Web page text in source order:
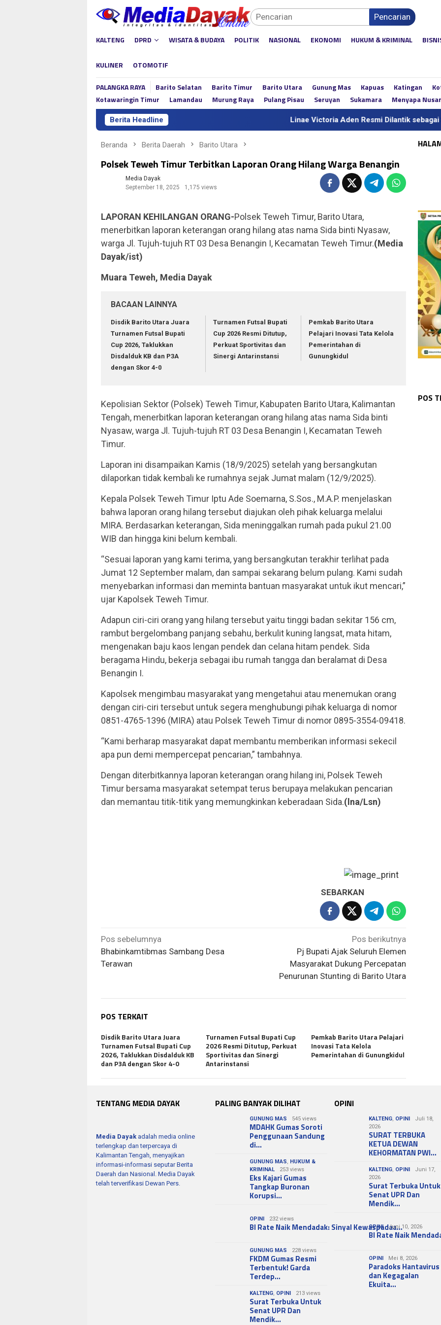
Loncat
Pencarian
KALTENG DPRD WISATA & BUDAYA POLITIK NASIONAL EKONOMI HUKUM & KRIMINAL
KULINER OTOMOTIF
PALANGKA RAYA Barito Selatan Barito Timur Barito Utara Gunung Mas Kapuas Katingan
Kotawaringin Timur
Lamandau Murung Raya Pulang Pisau Seruyan Sukamara Menyapa
Berita Headline Linae Victoria Aden Resmi Dilantik sebagai Sekda
Beranda Berita Daerah Barito Utara
Polsek Teweh Timur Terbitkan Laporan Orang Hilang Warga Benangin
Media Dayak
September 18, 2025
1,175 views
LAPORAN KEHILANGAN ORANG-Polsek Teweh Timur, Barito Utara,
menerbitkan laporan keterangan orang hilang atas nama Sida binti Nyasaw,
warga Jl. Tujuh-tujuh RT 03 Desa Benangin I, Kecamatan Teweh Timur.(Media
Dayak/ist)
Muara Teweh, Media Dayak
BACAAN LAINNYA
Disdik Barito Utara Juara
Turnamen Futsal Bupati
Cup 2026, Taklukkan
Disdalduk KB dan P3A
dengan Skor 4-0
Turnamen Futsal Bupati
Cup 2026 Resmi Ditutup,
Perkuat Sportivitas dan
Sinergi Antarinstansi
Pemkab Barito Utara
Pelajari Inovasi Tata Kelola
Pemerintahan di
Gunungkidul
Kepolisian Sektor (Polsek) Teweh Timur, Kabupaten Barito Utara, Kalimantan
Tengah, menerbitkan laporan keterangan orang hilang atas nama Sida binti
Nyasaw, warga Jl. Tujuh-tujuh RT 03 Desa Benangin I, Kecamatan Teweh
Timur.
Laporan ini disampaikan Kamis (18/9/2025) setelah yang bersangkutan
dilaporkan tidak kembali ke rumahnya sejak Jumat malam (12/9/2025).
Kepala Polsek Teweh Timur Iptu Ade Soemarna, S.Sos., M.A.P. menjelaskan
bahwa laporan orang hilang tersebut diajukan oleh pihak keluarga melalui
MIRA. Berdasarkan keterangan, Sida meninggalkan rumah pada pukul 21.00
WIB dan hingga kini belum kembali.
“Sesuai laporan yang kami terima, yang bersangkutan terakhir terlihat pada
Jumat 12 September malam, dan sampai sekarang belum pulang. Kami sudah
menyebarkan informasi dan meminta bantuan masyarakat untuk ikut mencari,”
ujar Kapolsek Teweh Timur.
Adapun ciri-ciri orang yang hilang tersebut yaitu tinggi badan sekitar 156 cm,
rambut bergelombang panjang sebahu, berkulit kuning langsat, mata hitam,
mengenakan baju kaos lengan pendek dan celana hitam pendek. Sida
beragama Hindu, bekerja sebagai ibu rumah tangga dan beralamat di Desa
Benangin I.
Kapolsek mengimbau masyarakat yang mengetahui atau menemukan orang
dengan ciri-ciri tersebut untuk segera menghubungi pihak keluarga di nomor
0851-4765-1396 (MIRA) atau Polsek Teweh Timur di nomor 0895-3554-09418.
“Kami berharap masyarakat dapat membantu memberikan informasi sekecil
apa pun demi mempercepat pencarian,” tambahnya.
Dengan diterbitkannya laporan keterangan orang hilang ini, Polsek Teweh
Timur bersama masyarakat setempat terus berupaya melakukan pencarian
dan memantau titik-titik yang memungkinkan keberadaan Sida.(lna/Lsn)
SEBARKAN
Navigasi
pos
Pos sebelumnya
Bhabinkamtibmas Sambang Desa
Terawan
Pos berikutnya
Pj Bupati Ajak Seluruh Elemen
Masyarakat Dukung Percepatan
Penurunan Stunting di Barito Utara
POS TERKAIT
Disdik Barito Utara Juara
Turnamen Futsal Bupati Cup
2026, Taklukkan Disdalduk KB
dan P3A dengan Skor 4-0
Turnamen Futsal Bupati Cup
2026 Resmi Ditutup, Perkuat
Sportivitas dan Sinergi
Antarinstansi
Pemkab Barito Utara Pelajari
Inovasi Tata Kelola
Pemerintahan di Gunungkidul
POS
TENTANG MEDIA DAYAK
Media Dayak adalah media online
terlengkap dan terpercaya di
Kalimantan Tengah, menyajikan
informasi-informasi seputar Berita
Daerah dan Nasional. Media Dayak
telah terverifikasi Dewan Pers.
PALING BANYAK DILIHAT
GUNUNG MAS 545 views
MDAHK Gumas Soroti
Penggunaan Sandung
di…
GUNUNG MAS
HUKUM &
KRIMINAL
253 views
Eks Kajari Gumas
Tangkap Buronan
Korupsi…
OPINI 232 views
BI Rate Naik Mendadak: Sinyal Kewaspadaa…
GUNUNG MAS 228 views
FKDM Gumas Resmi
Terbentuk! Garda
Terdep…
KALTENG OPINI 213 views
Surat Terbuka Untuk
Senat UPR Dan
Mendik…
OPINI
KALTENG OPINI
Juli 18,
2026
SURAT TERBUKA
KETUA DEWAN
KEHORMATAN PWI…
KALTENG OPINI
Juni 17,
2026
Surat Terbuka Untuk
Senat UPR Dan
Mendik…
OPINI Juni 10, 2026
BI Rate Naik
OPINI Mei 8, 2026
Paradoks Hantavirus
dan Kegagalan
Ekuita…